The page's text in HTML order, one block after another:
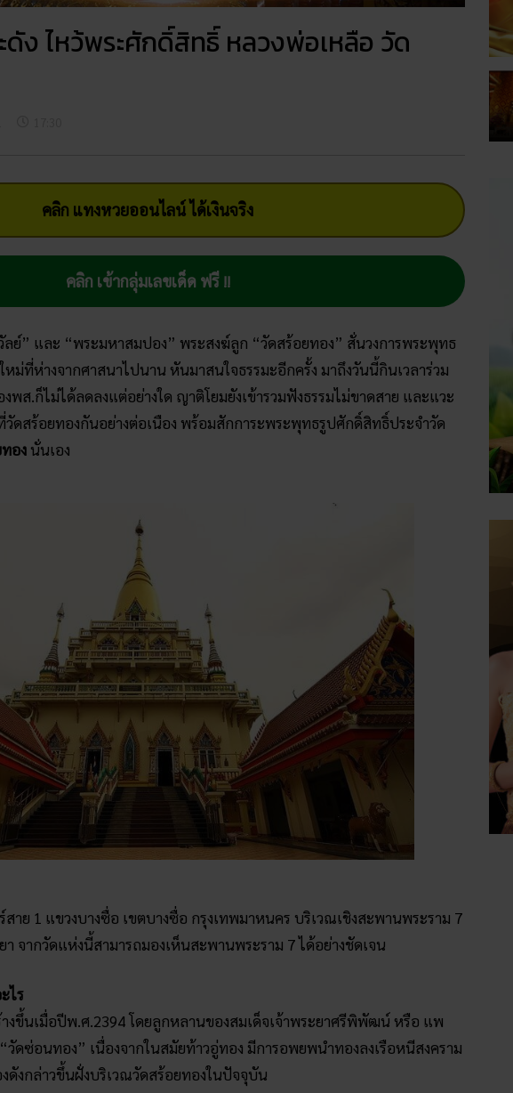
ง ไหว้พระศักดิ์สิทธิ์ หลวงพ่อเหลือ วัด
คลิก แทงหวยออนไลน์ ได้เงินจริง
คลิก เข้ากลุ่มเลขเด็ด ฟรี !!
ย์” และ “พระมหาสมปอง” พระสงฆ์ลูก “วัดสร้อยทอง” สั่นวงการพระพุทธ
หม่ที่ห่างจากศาสนาไปนาน หันมาสนใจธรรมะอีกครั้ง มาถึงวันนี้กินเวลาร่วม
พส.ก็ไม่ได้ลดลงแต่อย่างใด ญาติโยมยังเข้ารวมฟังธรรมไม่ขาดสาย และแวะ
วัดสร้อยทองกันอย่างต่อเนือง พร้อมสักการะพระพุทธรูปศักดิ์สิทธิ์ประจำวัด
อง นั่นเอง
าย 1 แขวงบางซื่อ เขตบางซื่อ กรุงเทพมาหนคร บริเวณเชิงสะพานพระราม 7
จากวัดแห่งนี้สามารถมองเห็นสะพานพระราม 7 ได้อย่างชัดเจน
ไร
งขึ้นเมื่อปีพ.ศ.2394 โดยลูกหลานของสมเด็จเจ้าพระยาศรีพิพัฒน์ หรือ แพ
ดซ่อนทอง” เนื่องจากในสมัยท้าวอู่ทอง มีการอพยพนำทองลงเรือหนีสงคราม
ดังกล่าวขึ้นฝั่งบริเวณวัดสร้อยทองในปัจจุบัน